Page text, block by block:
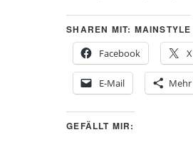
SHAREN MIT: MAINSTYLE
Facebook
X
E-Mail Mehr
GEFÄLLT MIR: